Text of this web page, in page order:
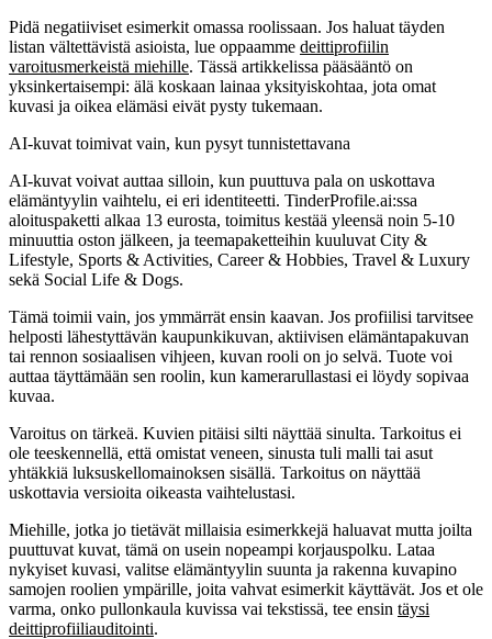
Pidä negatiiviset esimerkit omassa roolissaan. Jos haluat täyden
listan vältettävistä asioista, lue oppaamme deittiprofiilin
varoitusmerkeistä miehille. Tässä artikkelissa pääsääntö on
yksinkertaisempi: älä koskaan lainaa yksityiskohtaa, jota omat
kuvasi ja oikea elämäsi eivät pysty tukemaan.
AI-kuvat toimivat vain, kun pysyt tunnistettavana
AI-kuvat voivat auttaa silloin, kun puuttuva pala on uskottava
elämäntyylin vaihtelu, ei eri identiteetti. TinderProfile.ai:ssa
aloituspaketti alkaa 13 eurosta, toimitus kestää yleensä noin 5-10
minuuttia oston jälkeen, ja teemapaketteihin kuuluvat City &
Lifestyle, Sports & Activities, Career & Hobbies, Travel & Luxury
sekä Social Life & Dogs.
Tämä toimii vain, jos ymmärrät ensin kaavan. Jos profiilisi tarvitsee
helposti lähestyttävän kaupunkikuvan, aktiivisen elämäntapakuvan
tai rennon sosiaalisen vihjeen, kuvan rooli on jo selvä. Tuote voi
auttaa täyttämään sen roolin, kun kamerarullastasi ei löydy sopivaa
kuvaa.
Varoitus on tärkeä. Kuvien pitäisi silti näyttää sinulta. Tarkoitus ei
ole teeskennellä, että omistat veneen, sinusta tuli malli tai asut
yhtäkkiä luksuskellomainoksen sisällä. Tarkoitus on näyttää
uskottavia versioita oikeasta vaihtelustasi.
Miehille, jotka jo tietävät millaisia esimerkkejä haluavat mutta joilta
puuttuvat kuvat, tämä on usein nopeampi korjauspolku. Lataa
nykyiset kuvasi, valitse elämäntyylin suunta ja rakenna kuvapino
samojen roolien ympärille, joita vahvat esimerkit käyttävät. Jos et ole
varma, onko pullonkaula kuvissa vai tekstissä, tee ensin täysi
deittiprofiiliauditointi.